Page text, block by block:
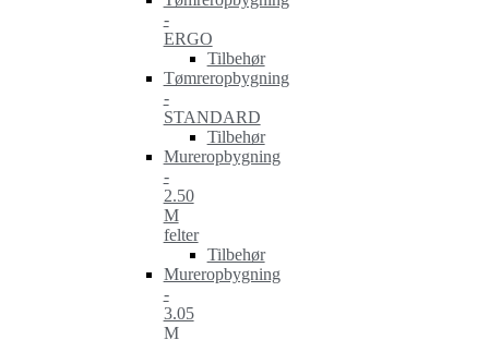
-
ERGO
Tilbehør
Tømreropbygning
-
STANDARD
Tilbehør
Mureropbygning
-
2.50
M
felter
Tilbehør
Mureropbygning
-
3.05
M